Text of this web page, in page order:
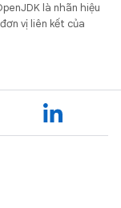
là nhãn hiệu
vị liên kết của